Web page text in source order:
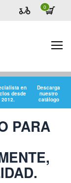
0
en
desde
2012.
Descarga
nuestro
catálogo
PARA